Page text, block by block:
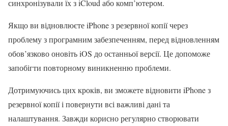
синхронізували їх з iCloud або комп’ютером.
Якщо ви відновлюєте iPhone з резервної копії через
проблему з програмним забезпеченням, перед відновленням
обов’язково оновіть iOS до останньої версії. Це допоможе
запобігти повторному виникненню проблеми.
Дотримуючись цих кроків, ви зможете відновити iPhone з
резервної копії і повернути всі важливі дані та
налаштування. Завжди корисно регулярно створювати